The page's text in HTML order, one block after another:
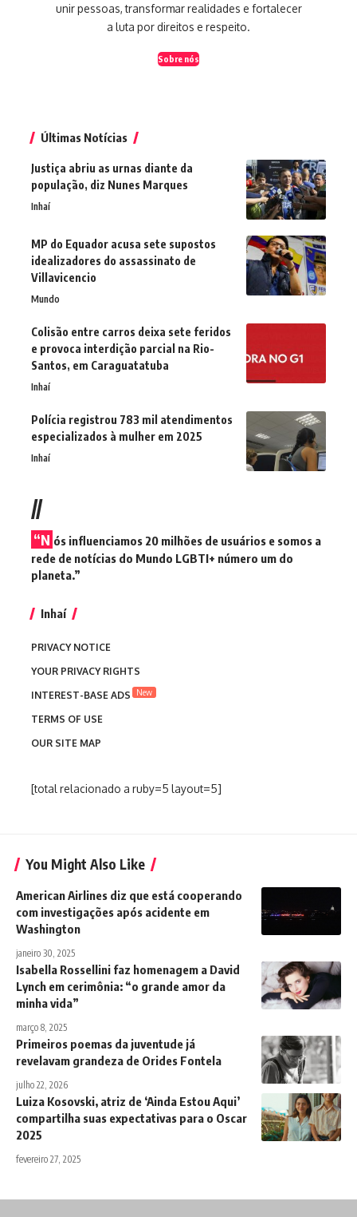
unir pessoas, transformar realidades e fortalecer
a luta por direitos e respeito.
Sobre nós
Últimas Notícias
Justiça abriu as urnas diante da
população, diz Nunes Marques
Inhaí
MP do Equador acusa sete supostos
idealizadores do assassinato de
Villavicencio
Mundo
Colisão entre carros deixa sete feridos
e provoca interdição parcial na Rio-
Santos, em Caraguatatuba
Inhaí
Polícia registrou 783 mil atendimentos
especializados à mulher em 2025
Inhaí
//
“N ós influenciamos 20 milhões de usuários e somos a
rede de notícias do Mundo LGBTI+ número um do
planeta.”
Inhaí
PRIVACY NOTICE
YOUR PRIVACY RIGHTS
INTEREST-BASE ADS
New
TERMS OF USE
OUR SITE MAP
[total relacionado a ruby=5 layout=5]
You Might Also Like
American Airlines diz que está cooperando
com investigações após acidente em
Washington
janeiro 30, 2025
Isabella Rossellini faz homenagem a David
Lynch em cerimônia: “o grande amor da
minha vida”
março 8, 2025
Primeiros poemas da juventude já
revelavam grandeza de Orides Fontela
julho 22, 2026
Luiza Kosovski, atriz de ‘Ainda Estou Aqui’
compartilha suas expectativas para o Oscar
2025
fevereiro 27, 2025